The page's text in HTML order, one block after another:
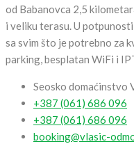
od Babanovca 2,5
i veliku terasu. U
sa svim što je potrebno za
parking, besplatan WiFi i
Seosko domaćinstvo
+387 (061) 686 096
+387 (061) 686 096
booking@vlasic-